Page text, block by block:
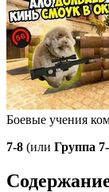
Боевые учения
7-8 (или Группа